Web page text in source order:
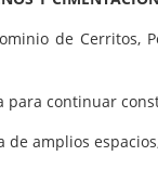
de
para continuar
amplios